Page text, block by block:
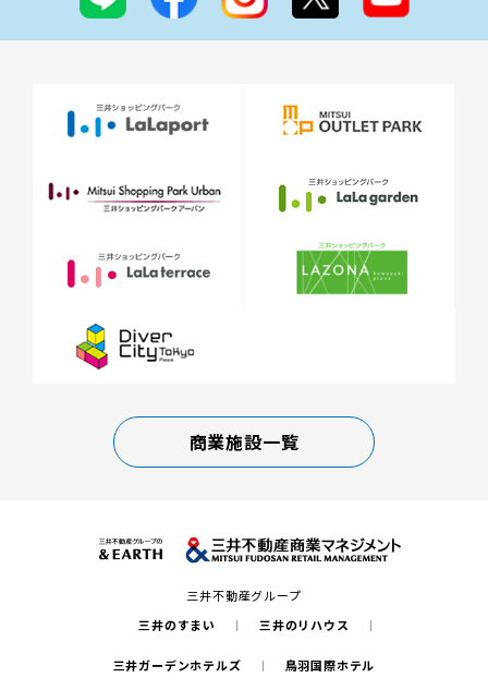
商業施設一覧
三井不動産グループ
三井のすまい
三井のリハウス
三井ガーデンホテルズ 鳥羽国際ホテル